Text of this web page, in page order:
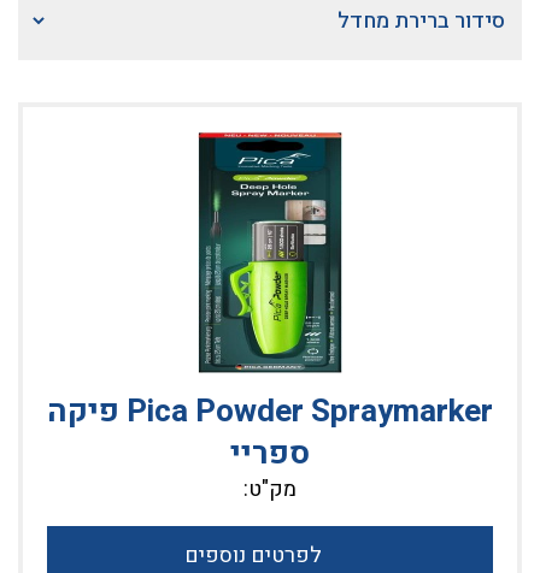
Pica Powder Spraymarker פיקה
ספריי
מק"ט:
לפרטים נוספים